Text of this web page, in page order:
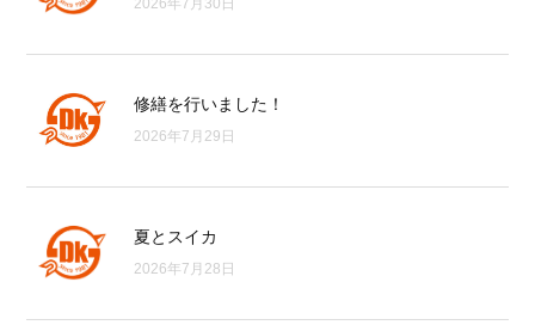
2026年7月30日
修繕を行いました！
2026年7月29日
夏とスイカ
2026年7月28日